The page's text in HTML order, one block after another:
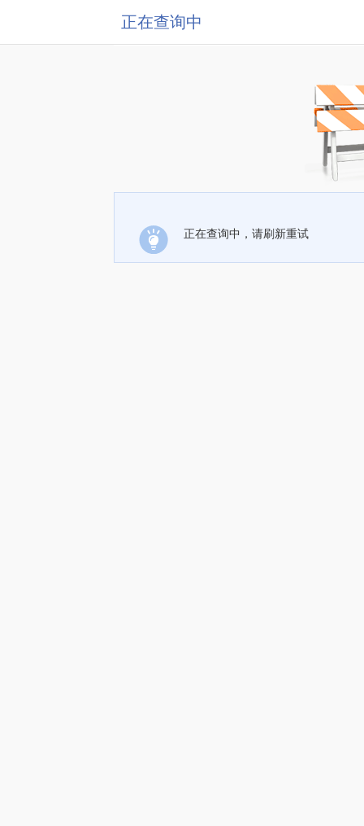
正在查询中
正在查询中，请刷新重试